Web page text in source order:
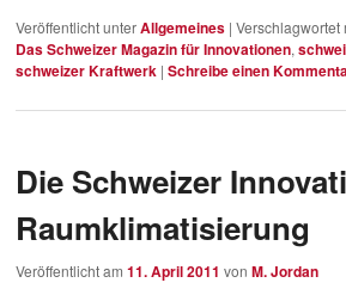
Veröffentlicht unterAllgemeines | Verschlagwortet
Das Schweizer Magazin für Innovationen,
schweizer Kraftwerk | Schreibe einen
Die Schweizer
Raumklimatisierung
Veröffentlicht am 11. April 2011 von M. Jordan